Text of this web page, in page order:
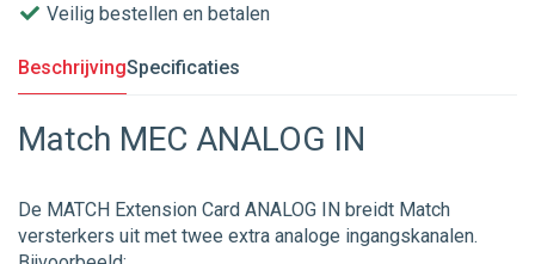
Veilig bestellen en betalen
BeschrijvingSpecificaties
Match MEC ANALOG IN
De MATCH Extension Card ANALOG IN breidt Match
versterkers uit met twee extra analoge ingangskanalen.